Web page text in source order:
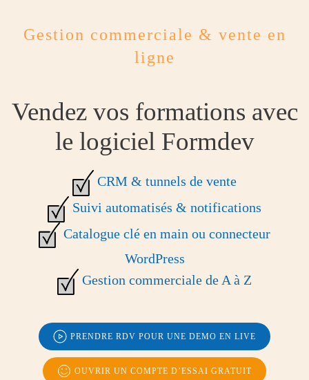
Gestion commerciale & vente en
ligne
Vendez vos formations avec
le logiciel Formdev
CRM & tunnels de vente
Suivi automatisés & notifications
Catalogue clé en main ou connecteur
WordPress
Gestion commerciale de A à Z
PRENDRE RDV POUR UNE DEMO EN LIVE
OUVRIR UN COMPTE D’ESSAI GRATUIT